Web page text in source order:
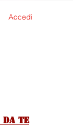
Accedi
da te